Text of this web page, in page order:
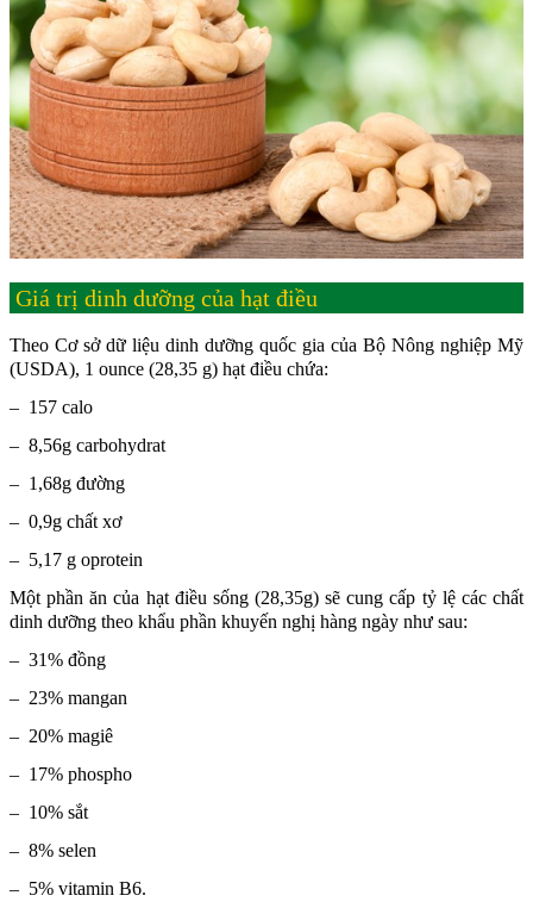
Giá trị dinh dưỡng của hạt điều
Theo Cơ sở dữ liệu dinh dưỡng quốc gia của Bộ Nông nghiệp Mỹ
(USDA), 1 ounce (28,35 g) hạt điều chứa:
– 157 calo
– 8,56g carbohydrat
– 1,68g đường
– 0,9g chất xơ
– 5,17 g oprotein
Một phần ăn của hạt điều sống (28,35g) sẽ cung cấp tỷ lệ các chất
dinh dưỡng theo khẩu phần khuyến nghị hàng ngày như sau:
– 31% đồng
– 23% mangan
– 20% magiê
– 17% phospho
– 10% sắt
– 8% selen
– 5% vitamin B6.